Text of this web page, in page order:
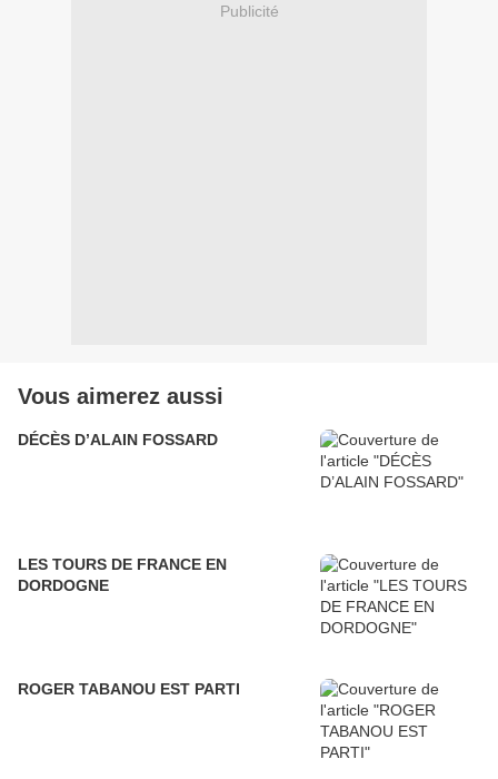
Publicité
Vous aimerez aussi
DÉCÈS D’ALAIN FOSSARD
LES TOURS DE FRANCE EN
DORDOGNE
ROGER TABANOU EST PARTI